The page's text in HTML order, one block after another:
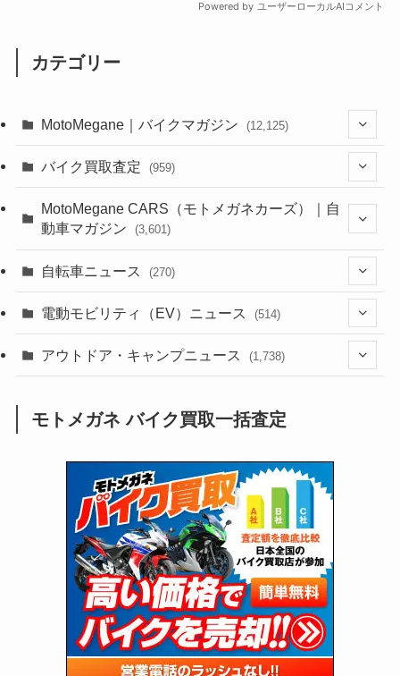
カテゴリー
MotoMegane｜バイクマガジン (12,125)
(44)
(637)
(118)
(60)
(31)
(51)
(34)
(5)
(12)
(63)
(109)
(252)
(38)
(24)
(16)
(25)
(24)
(47)
(15)
(5)
(249)
(64)
(16)
(62)
(4)
(6)
(17)
(5)
(306)
(6,953)
(2,473)
(249)
(1,226)
(12)
(131)
(38)
(131)
(167)
(85)
(21)
(61)
(171)
(98)
(13)
(60)
(274)
(171)
(38)
(47)
(59)
(66)
(16)
(141)
(254)
(204)
(1,139)
(166)
(23)
(33)
(34)
(35)
(41)
(415)
(16)
バイク買取査定 (959)
(352)
MotoMegane CARS（モトメガネカーズ）｜自
動車マガジン
(3,601)
(185)
(137)
(72)
(2,742)
(126)
(170)
自転車ニュース (270)
(54)
(211)
電動モビリティ（EV）ニュース (514)
(132)
(171)
(118)
(27)
アウトドア・キャンプニュース (1,738)
(1,605)
(147)
(13)
(19)
(12)
(16)
モトメガネ バイク買取一括査定